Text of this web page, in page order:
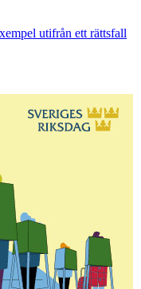
utifrån ett rättsfall